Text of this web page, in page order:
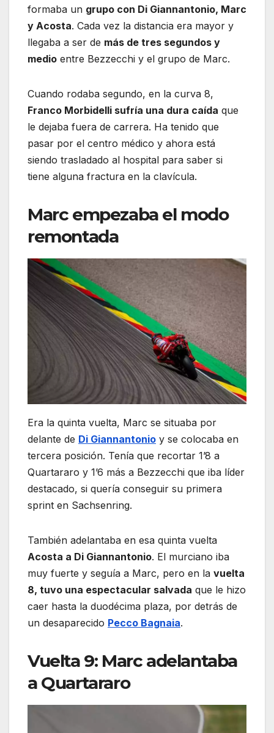
formaba un grupo con Di Giannantonio, Marc
y Acosta. Cada vez la distancia era mayor y
llegaba a ser de más de tres segundos y
medio entre Bezzecchi y el grupo de Marc.
Cuando rodaba segundo, en la curva 8,
Franco Morbidelli sufría una dura caída que
le dejaba fuera de carrera. Ha tenido que
pasar por el centro médico y ahora está
siendo trasladado al hospital para saber si
tiene alguna fractura en la clavícula.
Marc empezaba el modo
remontada
Era la quinta vuelta, Marc se situaba por
delante de Di Giannantonio y se colocaba en
tercera posición. Tenía que recortar 1’8 a
Quartararo y 1’6 más a Bezzecchi que iba líder
destacado, si quería conseguir su primera
sprint en Sachsenring.
También adelantaba en esa quinta vuelta
Acosta a Di Giannantonio. El murciano iba
muy fuerte y seguía a Marc, pero en la vuelta
8, tuvo una espectacular salvada que le hizo
caer hasta la duodécima plaza, por detrás de
un desaparecido Pecco Bagnaia.
Vuelta 9: Marc adelantaba
a Quartararo